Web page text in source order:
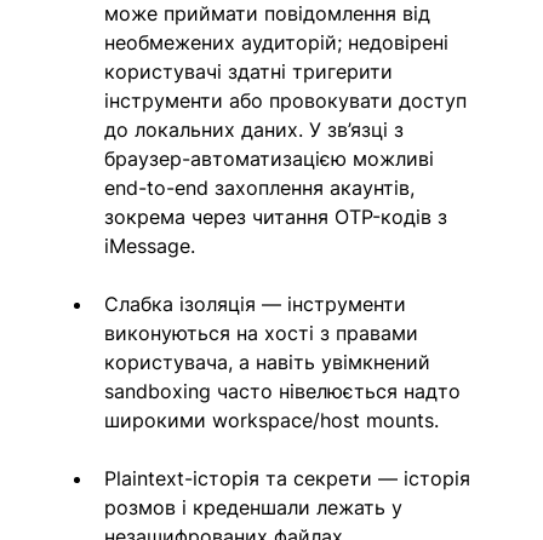
може приймати повідомлення від
необмежених аудиторій; недовірені
користувачі здатні тригерити
інструменти або провокувати доступ
до локальних даних. У зв’язці з
браузер-автоматизацією можливі
end-to-end захоплення акаунтів,
зокрема через читання OTP-кодів з
iMessage.
Слабка ізоляція — інструменти
виконуються на хості з правами
користувача, а навіть увімкнений
sandboxing часто нівелюється надто
широкими workspace/host mounts.
Plaintext-історія та секрети — історія
розмов і креденшали лежать у